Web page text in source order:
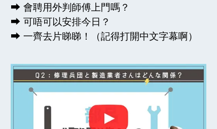
⮕ 會聘用外判師傅上門嗎？
⮕ 可唔可以安排今日？
⮕ 一齊去片睇睇！（記得打開中文字幕啊）